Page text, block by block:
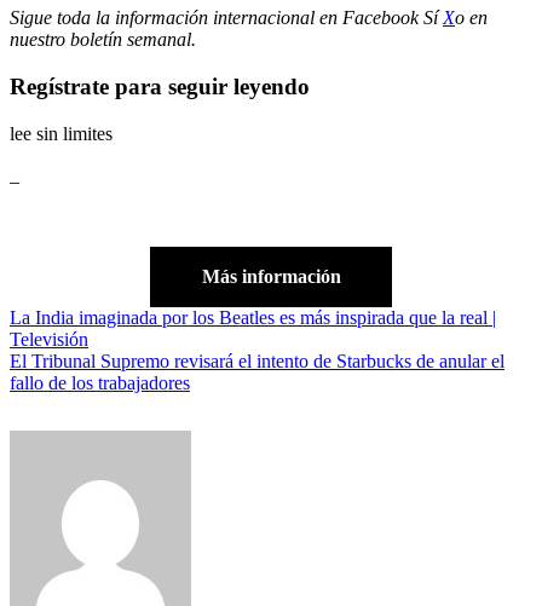
Sigue toda la información internacional en FacebookSíXo en
nuestro boletín semanal.
Regístrate para seguir leyendo
lee sin limites
Más información
Navegación
de
entradas
La India imaginada por los Beatles es más inspirada que la real |
Televisión
El Tribunal Supremo revisará el intento de Starbucks de anular el
fallo de los trabajadores